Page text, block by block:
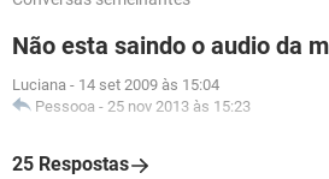
Não esta saindo o audio da
Luciana - 14 set 2009 às 15:04
Pessooa - 25 nov 2013 às 15:23
25 Respostas